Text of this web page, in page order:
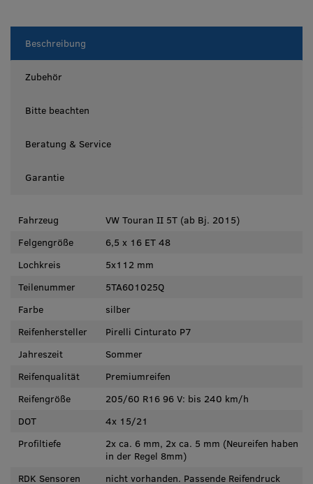
Beschreibung
Zubehör
Bitte beachten
Beratung & Service
Garantie
Fahrzeug
VW Touran II 5T (ab Bj. 2015)
Felgengröße
6,5 x 16 ET 48
Lochkreis
5x112 mm
Teilenummer
5TA601025Q
Farbe
silber
Reifenhersteller
Pirelli Cinturato P7
Jahreszeit
Sommer
Reifenqualität
Premiumreifen
Reifengröße
205/60 R16 96 V: bis 240 km/h
DOT
4x 15/21
Profiltiefe
2x ca. 6 mm, 2x ca. 5 mm (Neureifen haben
in der Regel 8mm)
RDK Sensoren
nicht vorhanden. Passende Reifendruck